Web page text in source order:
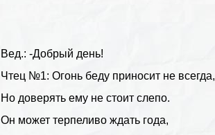
Вед.: -Добрый день!
Чтец №1: Огонь беду приносит не всегда,
Но доверять ему не стоит слепо.
Он может терпеливо ждать года,